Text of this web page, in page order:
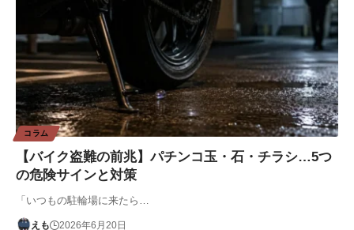
コラム
【バイク盗難の前兆】パチンコ玉・石・チラシ…5つ
の危険サインと対策
「いつもの駐輪場に来たら…
えも 2026年6月20日